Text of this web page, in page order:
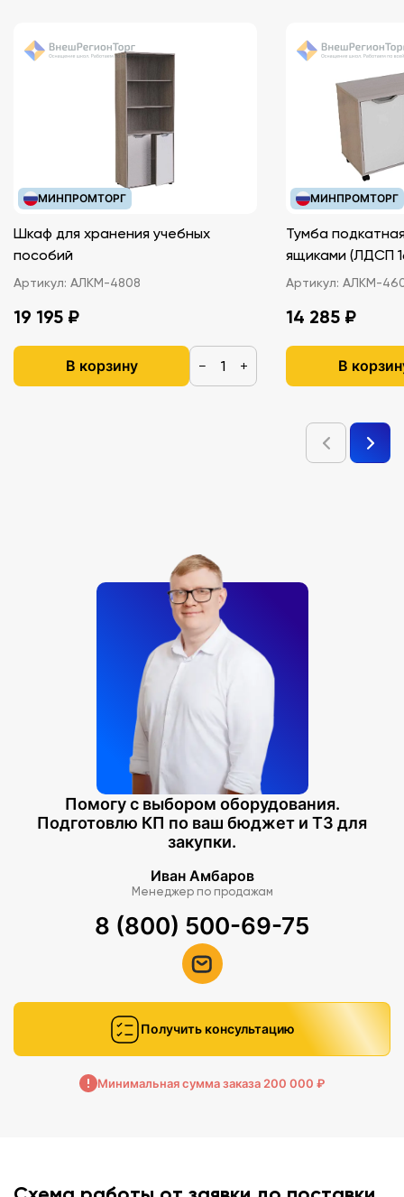
МИНПРОМТОРГ
Шкаф для хранения учебных
пособий
Артикул: АЛКМ-4808
19 195 ₽
В корзину − +
МИНПРОМТОРГ
Тумба
ящиками
Артикул: АЛКМ-
14 285 ₽
В
Помогу с выбором оборудования.
Подготовлю КП по ваш бюджет и ТЗ для
закупки.
Иван Амбаров
Менеджер по продажам
8 (800) 500-69-75
Получить консультацию
Минимальная сумма заказа 200 000 ₽